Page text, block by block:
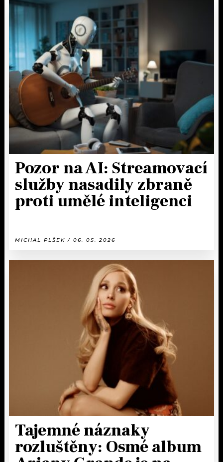
Pozor na AI: Streamovací
služby nasadily zbraně
proti umělé inteligenci
MICHAL PLŠEK / 06. 05. 2026
Tajemné náznaky
rozluštěny: Osmé album